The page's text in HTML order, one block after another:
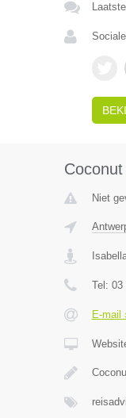
Coconut
Niet
Tel: 03
E-mail